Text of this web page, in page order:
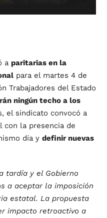
a paritarias en la
para el martes 4 de
Trabajadores del Estado
ningún techo a los
el sindicato convocó a
con la presencia de
día y definir nuevas
tardía y el Gobierno
a aceptar la imposición
estatal. La propuesta
impacto retroactivo a